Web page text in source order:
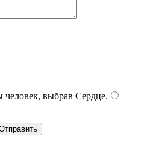
человек, выбрав Сердце.